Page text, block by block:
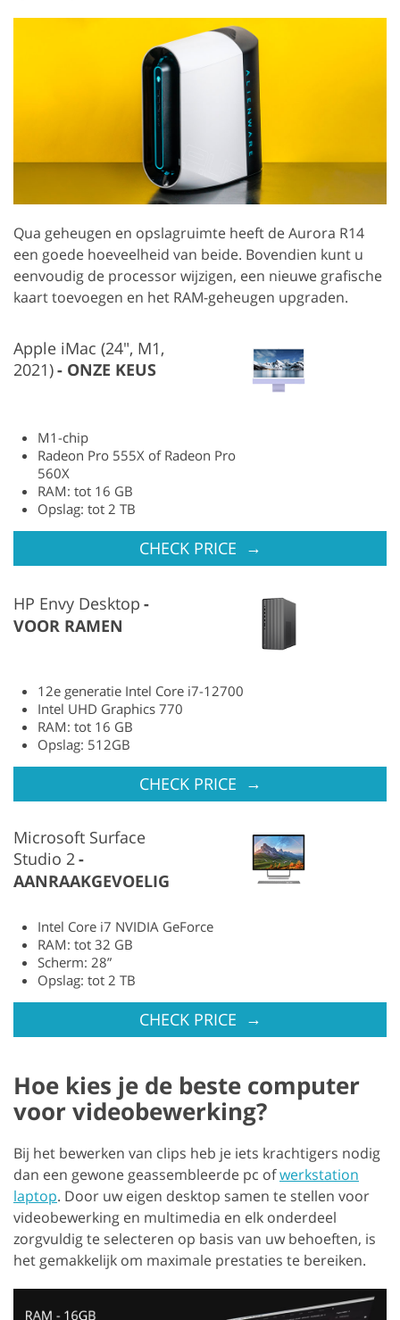
Qua geheugen en opslagruimte heeft de Aurora R14
een goede hoeveelheid van beide. Bovendien kunt u
eenvoudig de processor wijzigen, een nieuwe grafische
kaart toevoegen en het RAM-geheugen upgraden.
Apple iMac (24", M1,
2021)
ONZE KEUS
M1-chip
Radeon Pro 555X of Radeon Pro
560X
RAM: tot 16 GB
Opslag: tot 2 TB
CHECK PRICE →
HP Envy Desktop
VOOR RAMEN
12e generatie Intel Core i7-12700
Intel UHD Graphics 770
RAM: tot 16 GB
Opslag: 512GB
CHECK PRICE →
Microsoft Surface
Studio 2
AANRAAKGEVOELIG
Intel Core i7 NVIDIA GeForce
RAM: tot 32 GB
Scherm: 28”
Opslag: tot 2 TB
CHECK PRICE →
Hoe kies je de beste computer
voor videobewerking?
Bij het bewerken van clips heb je iets krachtigers nodig
dan een gewone geassembleerde pc ofwerkstation
laptop. Door uw eigen desktop samen te stellen voor
videobewerking en multimedia en elk onderdeel
zorgvuldig te selecteren op basis van uw behoeften, is
het gemakkelijk om maximale prestaties te bereiken.